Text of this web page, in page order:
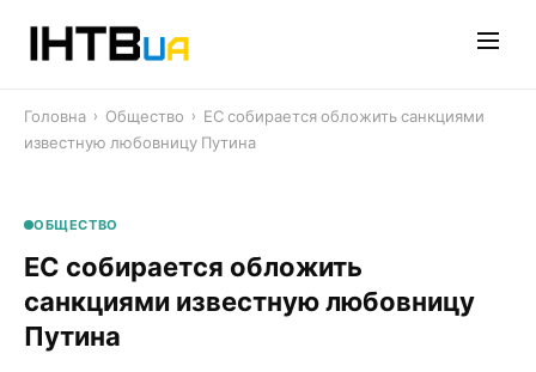
Головна › Общество › ЕС собирается обложить санкциями
известную любовницу Путина
ОБЩЕСТВО
ЕС собирается обложить
санкциями известную любовницу
Путина